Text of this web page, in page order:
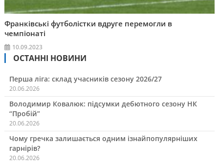
Франківські футболістки вдруге перемогли в
чемпіонаті
10.09.2023
ОСТАННІ НОВИНИ
Перша ліга: склад учасників сезону 2026/27
20.06.2026
Володимир Ковалюк: підсумки дебютного сезону НК
“Пробій”
20.06.2026
Чому гречка залишається одним ізнайпопулярніших
гарнірів?
20.06.2026